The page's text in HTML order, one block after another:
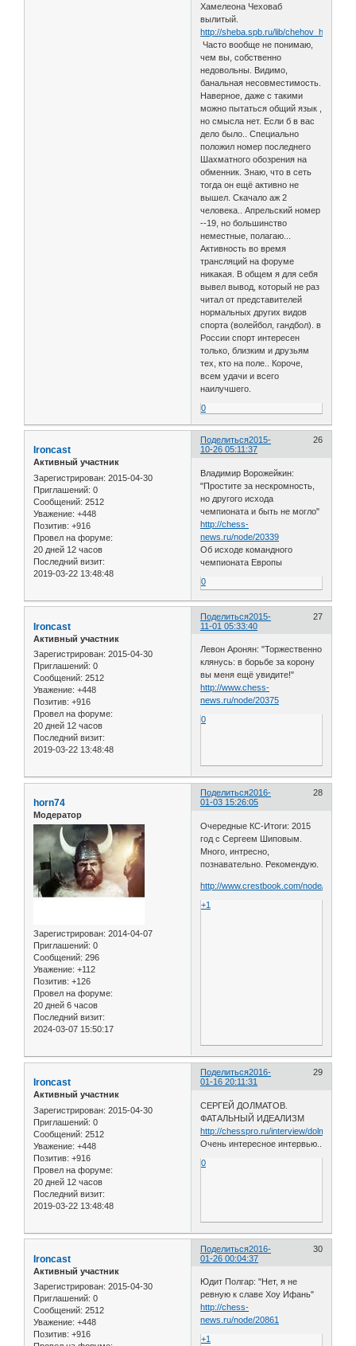
Хамелеона Чеховаб
вылитый.
http://sheba.spb.ru/lib/
Часто вообще не понимаю,
чем вы, собственно
недовольны. Видимо,
банальная несовместимость.
Наверное, даже с такими
можно пытаться общий язык ,
но смысла нет. Если б в вас
дело было.. Специально
положил номер последнего
Шахматного обозрения на
обменник. Знаю, что в сеть
тогда он ещё активно не
вышел. Скачало аж 2
человека.. Апрельский номер
--19, но большинство
неместные, полагаю...
Активность во время
трансляций на форуме
никакая. В общем я для себя
вывел вывод, который не раз
читал от представителей
нормальных других видов
спорта (волейбол, гандбол). в
России спорт интересен
только, близким и друзьям
тех, кто на поле.. Короче,
всем удачи и всего
наилучшего.
0
Поделиться 26
2015-
10-26 05:11:37
Ironcast
Активный участник
Зарегистрирован: 2015-04-30
Приглашений: 0
Сообщений: 2512
Уважение: +448
Позитив: +916
Провел на форуме:
20 дней 12 часов
Последний визит:
2019-03-22 13:48:48
Владимир Ворожейкин:
"Простите за нескромность,
но другого исхода
чемпионата и быть не могло"
http://chess-
news.ru/node/20339
Об исходе командного
чемпионата Европы
0
Поделиться 27
2015-
11-01 05:33:40
Ironcast
Активный участник
Зарегистрирован: 2015-04-30
Приглашений: 0
Сообщений: 2512
Уважение: +448
Позитив: +916
Провел на форуме:
20 дней 12 часов
Последний визит:
2019-03-22 13:48:48
Левон Аронян: "Торжественно
клянусь: в борьбе за корону
вы меня ещё увидите!"
http://www.chess-
news.ru/node/20375
0
Поделиться 28
2016-
01-03 15:26:05
horn74
Модератор
Зарегистрирован: 2014-04-07
Приглашений: 0
Сообщений: 296
Уважение: +112
Позитив: +126
Провел на форуме:
20 дней 6 часов
Последний визит:
2024-03-07 15:50:17
Очередные КС-Итоги: 2015
год с Сергеем Шиповым.
Много, интресно,
познавательно. Рекомендую.
http://www.crestbook.com/node/1967
+1
Поделиться 29
2016-
01-16 20:11:31
Ironcast
Активный участник
Зарегистрирован: 2015-04-30
Приглашений: 0
Сообщений: 2512
Уважение: +448
Позитив: +916
Провел на форуме:
20 дней 12 часов
Последний визит:
2019-03-22 13:48:48
СЕРГЕЙ ДОЛМАТОВ.
ФАТАЛЬНЫЙ ИДЕАЛИЗМ
http://chesspro.ru/interview/
Очень интересное интервью..
0
Поделиться 30
2016-
01-26 00:04:37
Ironcast
Активный участник
Зарегистрирован: 2015-04-30
Приглашений: 0
Сообщений: 2512
Уважение: +448
Позитив: +916
Юдит Полгар: "Нет, я не
ревную к славе Хоу Ифань"
http://chess-
news.ru/node/20861
+1